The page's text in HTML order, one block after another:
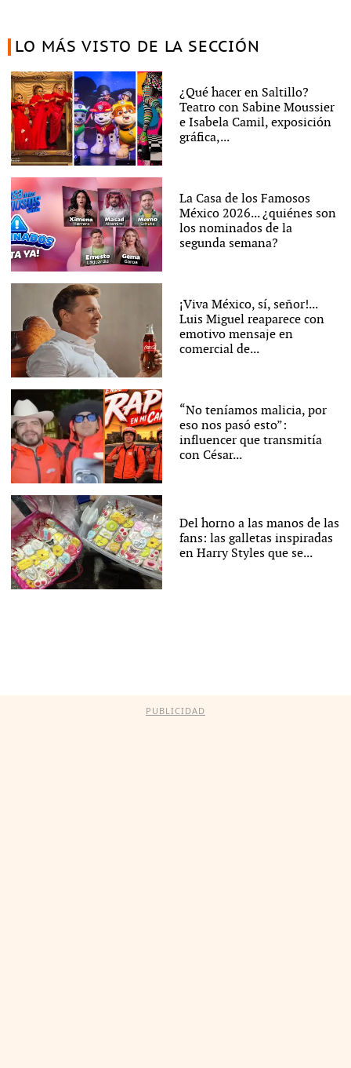
LO MÁS VISTO DE LA SECCIÓN
¿Qué hacer en Saltillo?
Teatro con Sabine Moussier
e Isabela Camil, exposición
gráfica,...
La Casa de los Famosos
México 2026... ¿quiénes son
los nominados de la
segunda semana?
¡Viva México, sí, señor!...
Luis Miguel reaparece con
emotivo mensaje en
comercial de...
“No teníamos malicia, por
eso nos pasó esto”:
influencer que transmitía
con César...
Del horno a las manos de las
fans: las galletas inspiradas
en Harry Styles que se...
PUBLICIDAD